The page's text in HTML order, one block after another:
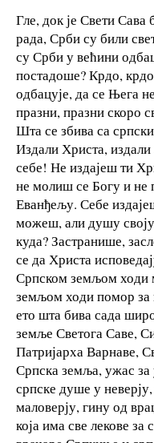
Гле, док је Свети Сава
рада, Срби су били
су Срби у већини
постадоше? Крдо,
одбацује, да се Њега
празни, празни скоро
Шта се збива са
Издали Христа,
себе! Не издајеш ти
не молиш се Богу и
Еванђељу. Себе
можеш, али душу
куда? Застранише,
се да Христа
Српском земљом ходи
земљом ходи помор
ето шта бива сада
земље Светога Саве,
Патријарха Варнаве,
Српска земља, ужас
српске душе у
маловерју, гину од
која има све лекове за